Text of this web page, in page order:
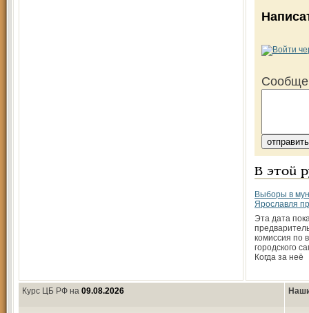
В этой
Выборы в
Ярославля
Эта дата
комиссия по
городского
Когда за неё
Курс ЦБ РФ на 09.08.2026